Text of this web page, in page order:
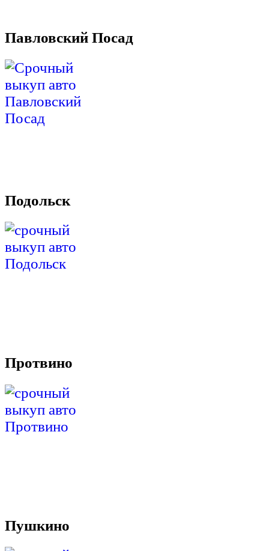
Павловский Посад
Подольск
Протвино
Пушкино